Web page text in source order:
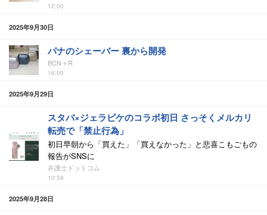
12:00
2025年9月30日
パナのシェーバー 裏から開発
BCN＋R
16:00
2025年9月29日
スタバ×ジェラピケのコラボ初日 さっそくメルカリ
転売で「禁止行為」
初日早朝から「買えた」「買えなかった」と悲喜こもごもの
報告がSNSに
弁護士ドットコム
10:58
2025年9月28日